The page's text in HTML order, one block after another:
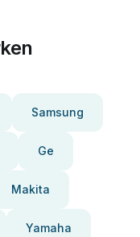
Samsung
Ge
Makita
Yamaha